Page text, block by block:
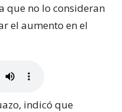
que no lo consideran
el aumento en el
indicó que